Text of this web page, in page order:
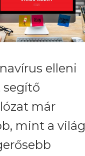
elleni
segítő
már
mint a világ